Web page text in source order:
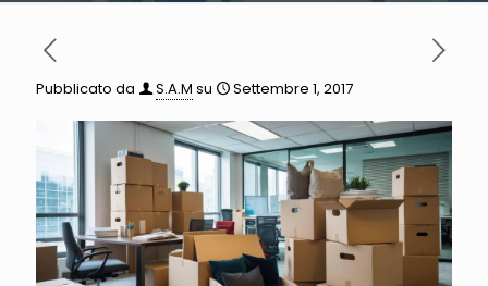
Pubblicato da S.A.M su Settembre 1, 2017